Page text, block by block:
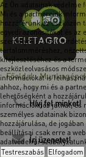
Az Ön adatainak védelme
Mi és a partnereink
hozzáférünk az eszközön
egyedi azonosítókat és
személyre szabott
tartalomméréshez,
kifejlesztéséhez és a
eszközleolvasásos
információkat is
ahhoz, hogy mi és a
lehetőségként a
információkhoz juthat, és
személyes adatainak
hozzájárulása, de
beállításai csak erre a
adatvédelmi
Testreszabás Elfogadom
Főoldal-
Hívj fel minket!
Írj üzenetet!